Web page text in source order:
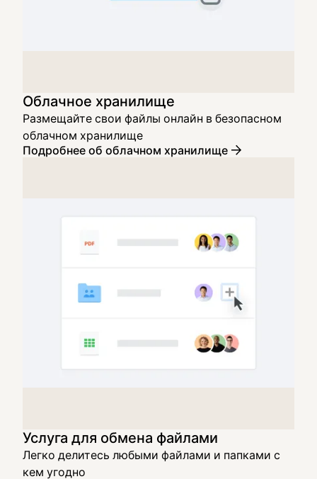
Облачное хранилище
Размещайте свои файлы онлайн в безопасном
облачном хранилище
Подробнее об облачном хранилище
Услуга для обмена файлами
Легко делитесь любыми файлами и папками с
кем угодно